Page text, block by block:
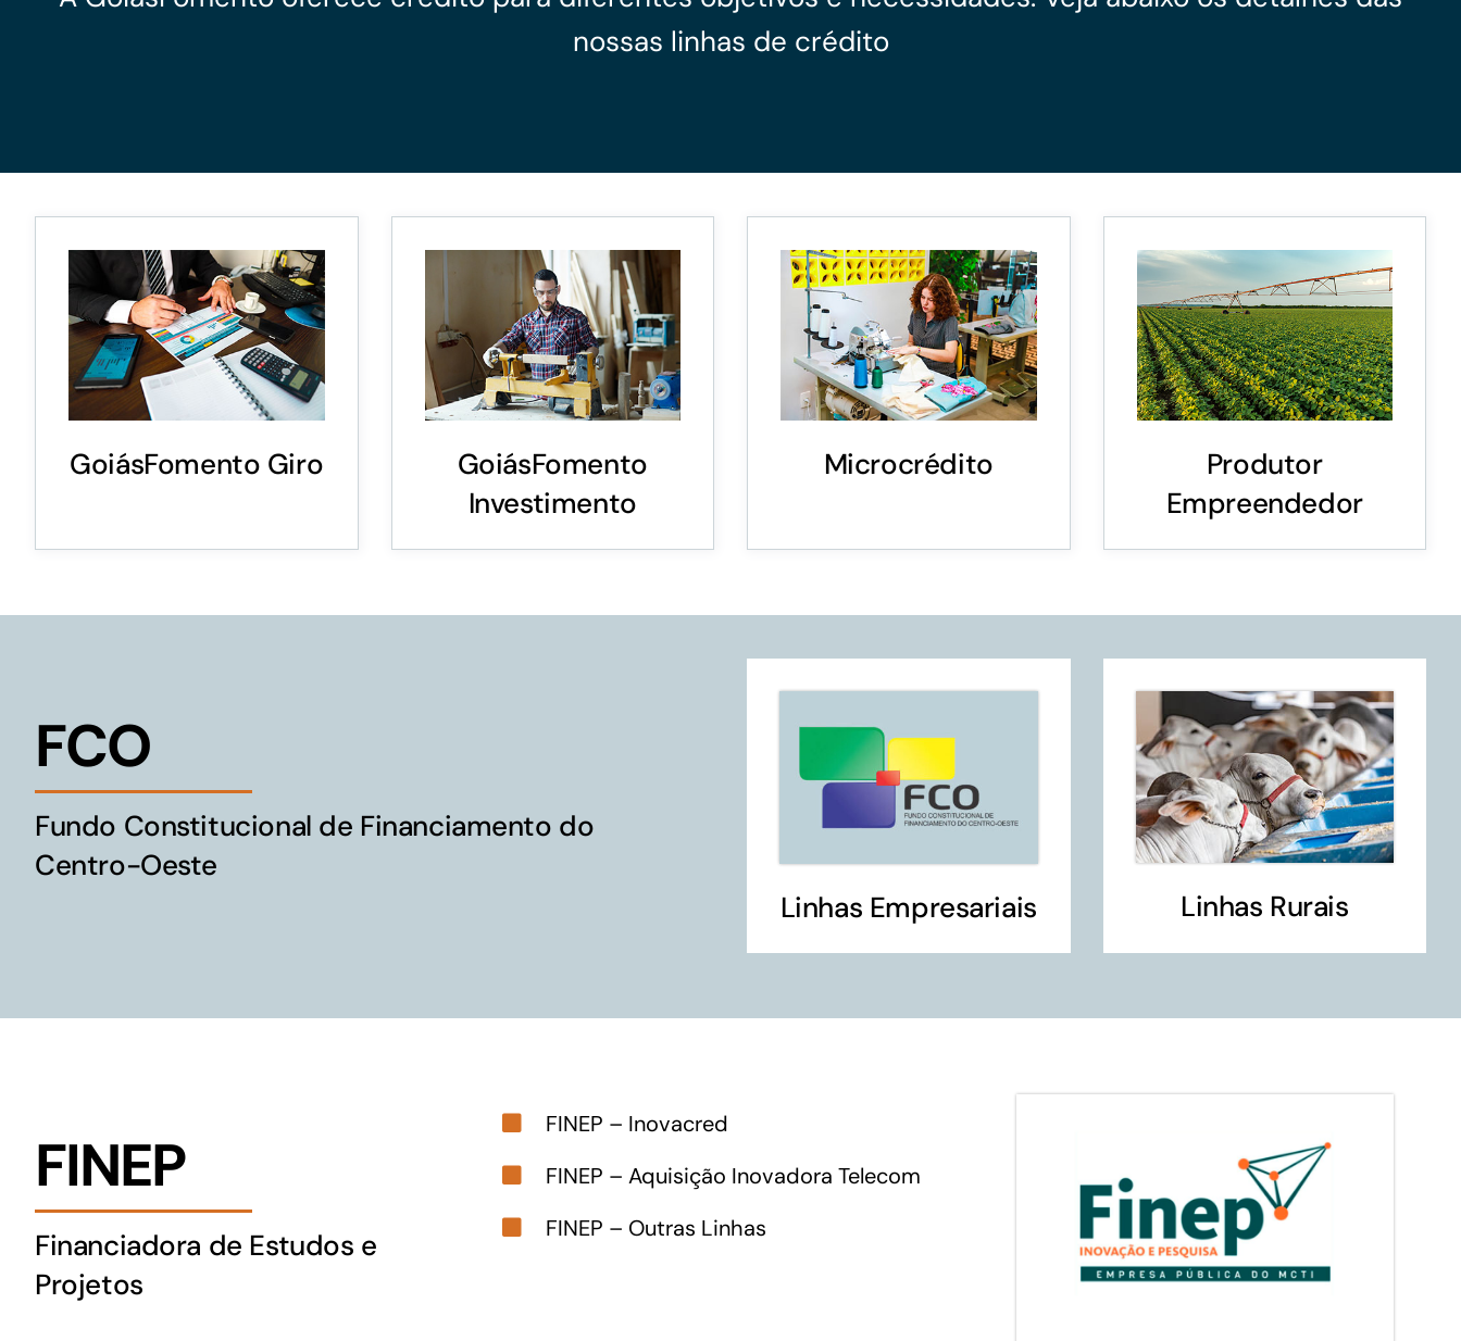
GoiásFomento Investimento
Turismo
turismo
Repasse
Financiamentos com recursos do BNDES, Fungetur,
Finep, FCO
Todas Linhas de Crédito
Conheça as demais linhas de crédito da
GoiásFomento
nossas linhas de crédito
GoiásFomento Giro
GoiásFomento
Investimento
Microcrédito
Produtor
Empreendedor
FCO
Fundo Constitucional de Financiamento do
Centro-Oeste
Linhas Empresariais
Linhas Rurais
FINEP
Financiadora de Estudos e
Projetos
FINEP – Inovacred
FINEP – Aquisição Inovadora Telecom
FINEP – Outras Linhas